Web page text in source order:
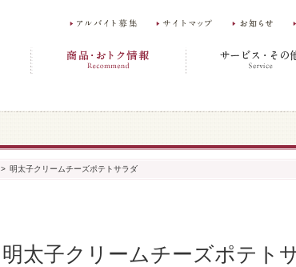
> 明太子クリームチーズポテトサラダ
明太子クリームチーズポテト